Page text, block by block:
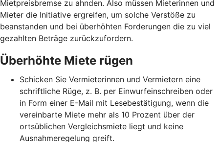
Mietpreisbremse zu ahnden. Also müssen Mieterinnen und
Mieter die Initiative ergreifen, um solche Verstöße zu
beanstanden und bei überhöhten Forderungen die zu viel
gezahlten Beträge zurückzufordern.
Überhöhte Miete rügen
Schicken Sie Vermieterinnen und Vermietern eine
schriftliche Rüge, z. B. per Einwurfeinschreiben oder
in Form einer E-Mail mit Lesebestätigung, wenn die
vereinbarte Miete mehr als 10 Prozent über der
ortsüblichen Vergleichsmiete liegt und keine
Ausnahmeregelung greift.